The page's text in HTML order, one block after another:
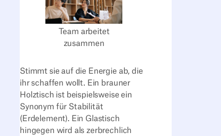
Team arbeitet
zusammen
Stimmt sie auf die Energie ab, die
ihr schaffen wollt. Ein brauner
Holztisch ist beispielsweise ein
Synonym für Stabilität
(Erdelement). Ein Glastisch
hingegen wird als zerbrechlich